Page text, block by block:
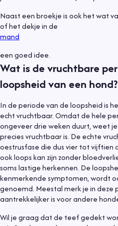
Naast een broekje is ook het wat
of het dekje in de
mand
een goed idee.
Wat is de vruchtbare
loopsheid van een hond?
In de periode van de loopsheid is
echt vruchtbaar. Omdat de hele
ongeveer drie weken duurt, weet
precies vruchtbaar is. De echte
oestrusfase die dus vier tot
ook loops kan zijn zonder
soms lastige herkennen. De
kenmerkende symptomen, wordt
genoemd. Meestal merk je in
aantrekkelijker is voor andere
Wil je graag dat de teef gedekt